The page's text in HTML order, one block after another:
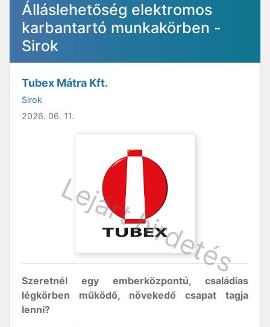
Álláslehetőség elektromos
karbantartó munkakörben -
Sirok
Tubex Mátra Kft.
Sirok
2026. 06. 11.
Szeretnél egy emberközpontú, családias
légkörben működő, növekedő csapat tagja
lenni?